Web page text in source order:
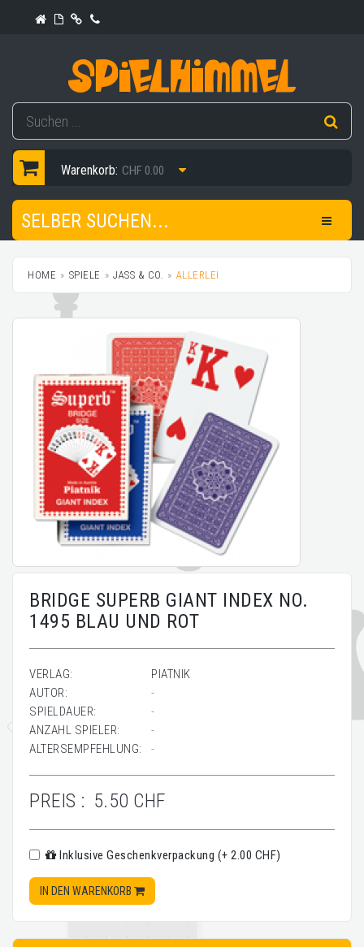
Warenkorb: CHF 0.00
SELBER SUCHEN...
HOME SPIELE JASS & CO. ALLERLEI
BRIDGE SUPERB GIANT INDEX NO.
1495 BLAU UND ROT
VERLAG:
PIATNIK
AUTOR:
-
SPIELDAUER:
-
ANZAHL SPIELER:
-
ALTERSEMPFEHLUNG:
-
PREIS : 5.50 CHF
Inklusive Geschenkverpackung (+ 2.00 CHF)
IN DEN WARENKORB